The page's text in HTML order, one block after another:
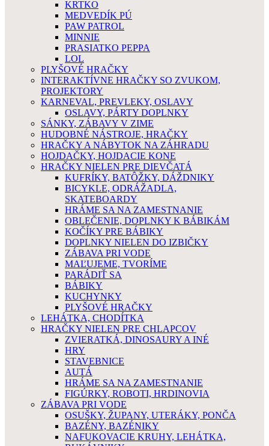
KRTKO
MEDVEDÍK PÚ
PAW PATROL
MINNIE
PRASIATKO PEPPA
LOL
PLYŠOVÉ HRAČKY
INTERAKTÍVNE HRAČKY SO ZVUKOM,
PROJEKTORY
KARNEVAL, PREVLEKY, OSLAVY
OSLAVY, PÁRTY DOPLNKY
SÁNKY, ZÁBAVY V ZIME
HUDOBNÉ NÁSTROJE, HRAČKY
HRAČKY A NÁBYTOK NA ZÁHRADU
HOJDAČKY, HOJDACIE KONE
HRAČKY NIELEN PRE DIEVČATÁ
KUFRÍKY, BATÔŽKY, DÁŽDNIKY
BICYKLE, ODRÁŽADLA,
SKATEBOARDY
HRÁME SA NA ZAMESTNANIE
OBLEČENIE, DOPLNKY K BÁBIKÁM
KOČÍKY PRE BÁBIKY
DOPLNKY NIELEN DO IZBIČKY
ZÁBAVA PRI VODE
MAĽUJEME, TVORÍME
PARÁDIŤ SA
BÁBIKY
KUCHYNKY
PLYŠOVÉ HRAČKY
LEHÁTKA, CHODÍTKA
HRAČKY NIELEN PRE CHLAPCOV
ZVIERATKÁ, DINOSAURY A INÉ
HRY
STAVEBNICE
AUTÁ
HRÁME SA NA ZAMESTNANIE
FIGÚRKY, ROBOTI, HRDINOVIA
ZÁBAVA PRI VODE
OSUŠKY, ŽUPANY, UTERÁKY, PONČA
BAZÉNY, BAZÉNIKY
NAFUKOVACIE KRUHY, LEHÁTKA,